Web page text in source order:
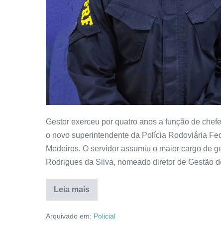
Gestor exerceu por quatro anos a função de
o novo superintendente da Polícia Rodoviária
Medeiros. O servidor assumiu o maior cargo de
Rodrigues da Silva, nomeado diretor de Gestão
Leia mais
Arquivado em: Policial